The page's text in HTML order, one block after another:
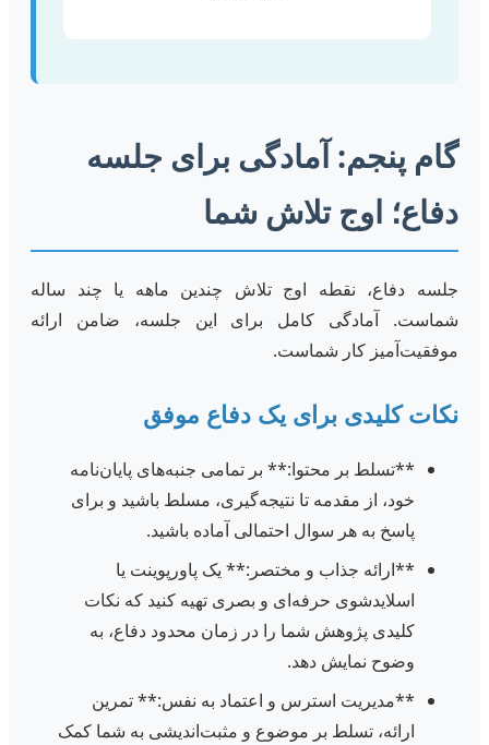
گام پنجم: آمادگی برای جلسه
دفاع؛ اوج تلاش شما
جلسه دفاع، نقطه اوج تلاش چندین ماهه یا چند ساله
شماست. آمادگی کامل برای این جلسه، ضامن ارائه
موفقیت‌آمیز کار شماست.
نکات کلیدی برای یک دفاع موفق
**تسلط بر محتوا:** بر تمامی جنبه‌های پایان‌نامه
خود، از مقدمه تا نتیجه‌گیری، مسلط باشید و برای
پاسخ به هر سوال احتمالی آماده باشید.
**ارائه جذاب و مختصر:** یک پاورپوینت یا
اسلایدشوی حرفه‌ای و بصری تهیه کنید که نکات
کلیدی پژوهش شما را در زمان محدود دفاع، به
وضوح نمایش دهد.
**مدیریت استرس و اعتماد به نفس:** تمرین
ارائه، تسلط بر موضوع و مثبت‌اندیشی به شما کمک